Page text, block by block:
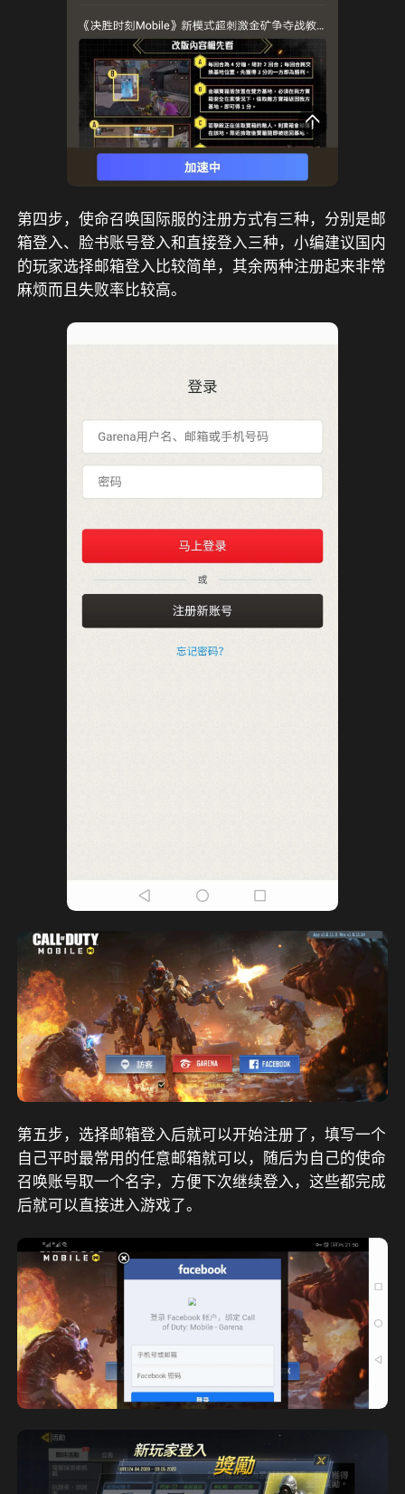
第四步，使命召唤国际服的注册方式有三种，分别是邮
箱登入、脸书账号登入和直接登入三种，小编建议国内
的玩家选择邮箱登入比较简单，其余两种注册起来非常
麻烦而且失败率比较高。
第五步，选择邮箱登入后就可以开始注册了，填写一个
自己平时最常用的任意邮箱就可以，随后为自己的使命
召唤账号取一个名字，方便下次继续登入，这些都完成
后就可以直接进入游戏了。